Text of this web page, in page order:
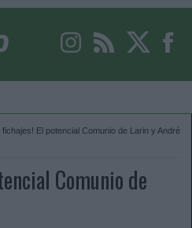
fichajes! El potencial Comunio de Larin y André
Comunio de